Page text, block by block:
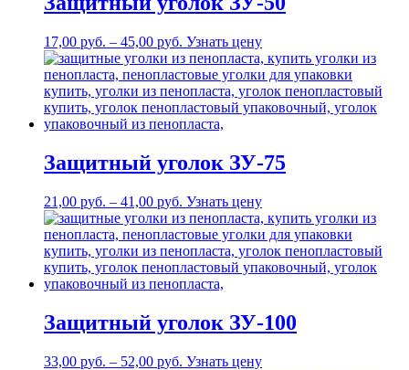
17,00 руб. – 45,00 руб. Узнать цену
Защитный уголок ЗУ-75
21,00 руб. – 41,00 руб. Узнать цену
Защитный уголок ЗУ-100
33,00 руб. – 52,00 руб. Узнать цену